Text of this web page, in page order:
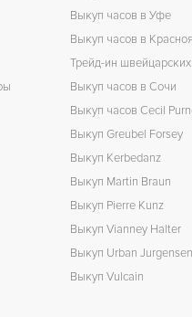
Выкуп часов в Уфе
Выкуп часов в
Трейд-ин
Выкуп часов в Сочи
Выкуп часов Cecil
Выкуп Greubel Forsey
Выкуп Kerbedanz
Выкуп Martin Braun
Выкуп Pierre Kunz
Выкуп Vianney Halter
Выкуп Urban Jurgensen
Выкуп Vulcain